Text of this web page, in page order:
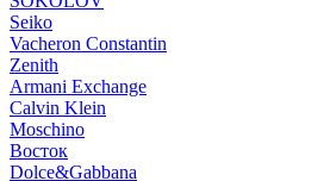
Seiko
Vacheron Constantin
Zenith
Armani Exchange
Calvin Klein
Moschino
Восток
Dolce&Gabbana